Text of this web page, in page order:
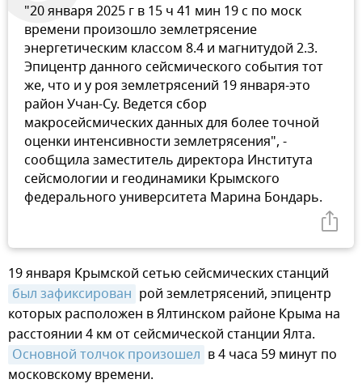
"20 января 2025 г в 15 ч 41 мин 19 с по моск
времени произошло землетрясение
энергетическим классом 8.4 и магнитудой 2.3.
Эпицентр данного сейсмического события тот
же, что и у роя землетрясений 19 января-это
район Учан-Су. Ведется сбор
макросейсмических данных для более точной
оценки интенсивности землетрясения", -
сообщила заместитель директора Института
сейсмологии и геодинамики Крымского
федерального университета Марина Бондарь.
19 января Крымской сетью сейсмических станций
был зафиксирован рой землетрясений, эпицентр
которых расположен в Ялтинском районе Крыма на
расстоянии 4 км от сейсмической станции Ялта.
Основной толчок произошел в 4 часа 59 минут по
московскому времени.